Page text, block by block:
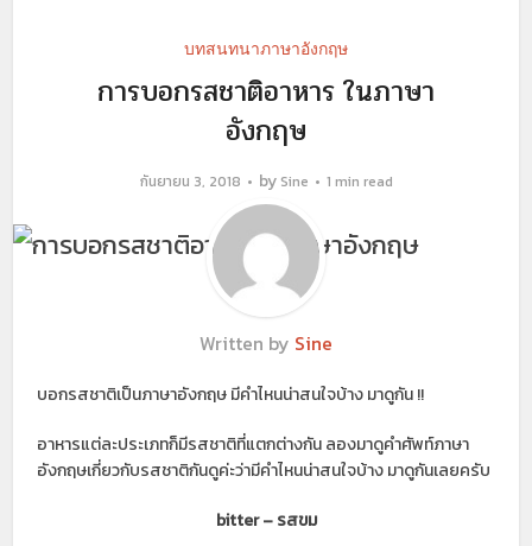
บทสนทนาภาษาอังกฤษ
การบอกรสชาติอาหาร ในภาษา
อังกฤษ
กันยายน 3, 2018 by Sine 1 min read
Written by Sine
บอกรสชาติเป็นภาษาอังกฤษ มีคำไหนน่าสนใจบ้าง มาดูกัน !!
อาหารแต่ละประเภทก็มีรสชาติที่แตกต่างกัน ลองมาดูคำศัพท์ภาษา
อังกฤษเกี่ยวกับรสชาติกันดูค่ะว่ามีคำไหนน่าสนใจบ้าง มาดูกันเลยครับ
bitter – รสขม